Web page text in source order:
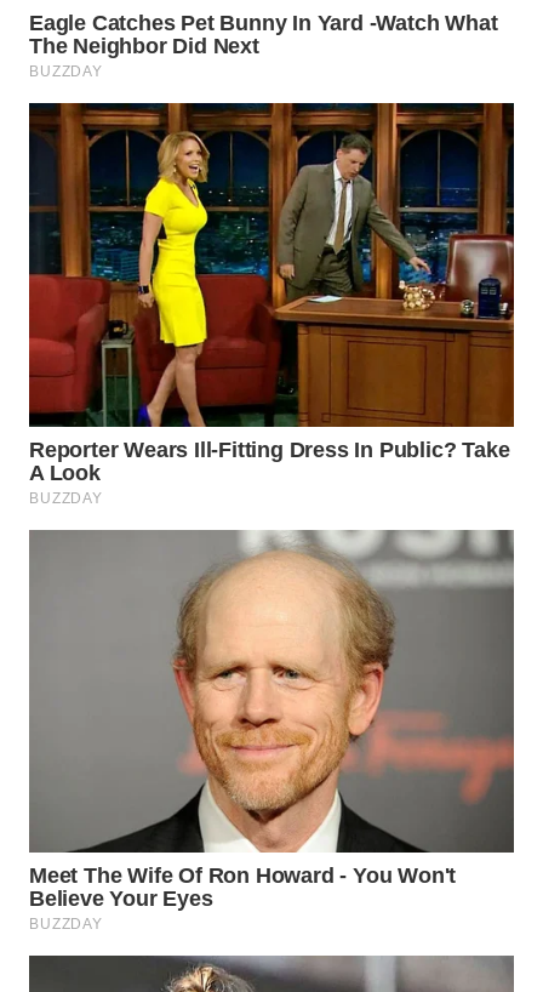
UTARA
WN
SAMOSIR
PADANG
LAWAS
WN
SUMEDANG
WN
CIANJUR
WN
KEPULAUAN
WN
INDRAMAYU
WN
KUNINGAN